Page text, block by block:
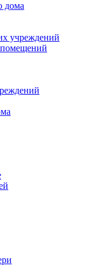
дома
учреждений